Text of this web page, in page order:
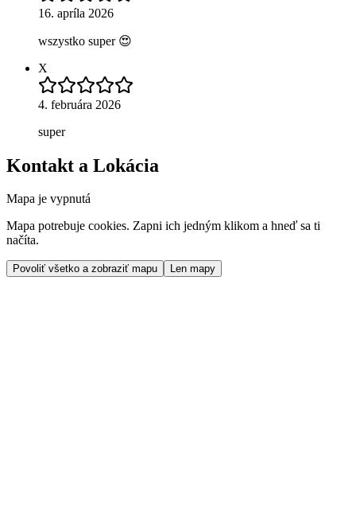
16. apríla 2026
wszystko super 😍
X
4. februára 2026
super
Kontakt a Lokácia
Mapa je vypnutá
Mapa potrebuje cookies. Zapni ich jedným klikom a hneď sa ti
načíta.
Povoliť všetko a zobraziť mapu Len mapy